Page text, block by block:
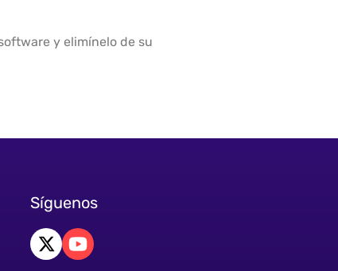
y elimínelo de su
Síguenos